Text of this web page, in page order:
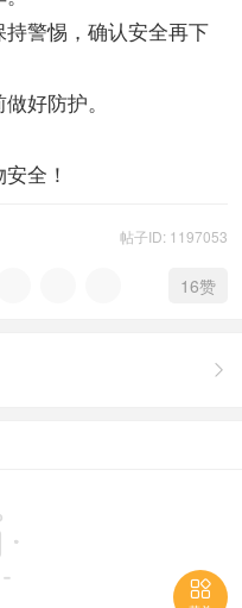
警惕，确认安全再下
好防护。
全！
帖子ID: 1197053
16赞

